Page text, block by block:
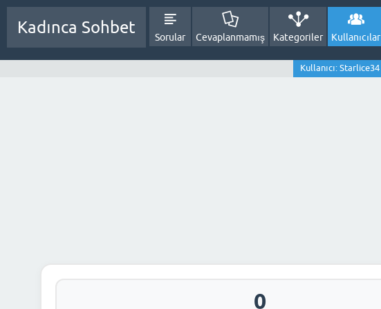
Kadınca Sohbet
Sorular Cevaplanmamış Kategoriler Kullanıcılar
Kullanıcı: Starlice34
0